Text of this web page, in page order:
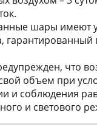
шары имеют
гарантированный
что
объем при
и соблюдения
и светового